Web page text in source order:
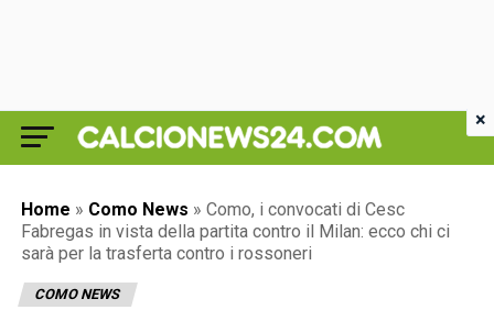
Home » Como News » Como, i convocati di Cesc
Fabregas in vista della partita contro il Milan: ecco chi ci
sarà per la trasferta contro i rossoneri
COMO NEWS
×